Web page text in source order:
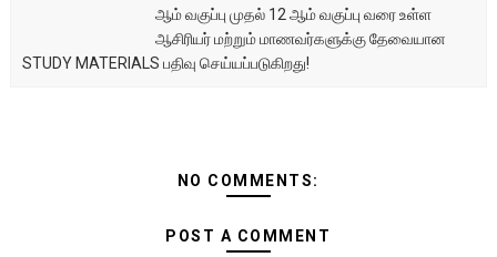
ஆம் வகுப்பு முதல் 12 ஆம் வகுப்பு வரை உள்ள
ஆசிரியர் மற்றும் மாணவர்களுக்கு தேவையான
STUDY MATERIALS பதிவு செய்யப்படுகிறது!
NO COMMENTS:
POST A COMMENT